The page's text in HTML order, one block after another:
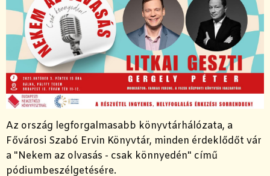
Az ország legforgalmasabb könyvtárhálózata, a
Fővárosi Szabó Ervin Könyvtár, minden érdeklődőt vár
a "Nekem az olvasás - csak könnyedén" című
pódiumbeszélgetésére.